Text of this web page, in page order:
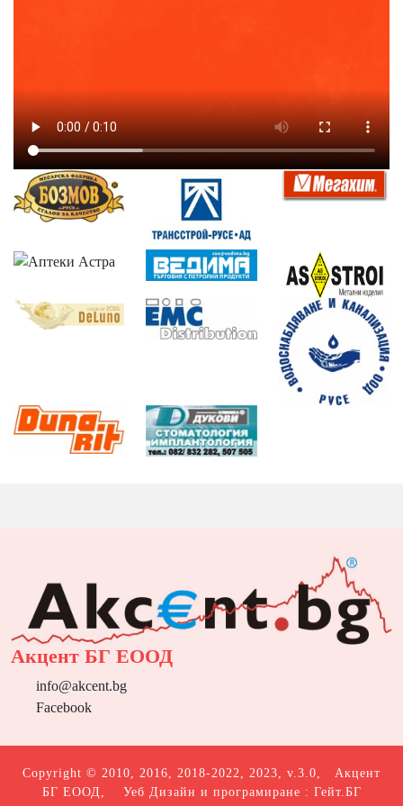
Акцент БГ ЕООД
info@akcent.bg
Facebook
Copyright © 2010, 2016, 2018-2022, 2023, v.3.0, Акцент
БГ ЕООД , Уеб Дизайн и програмиране : Гейт.БГ